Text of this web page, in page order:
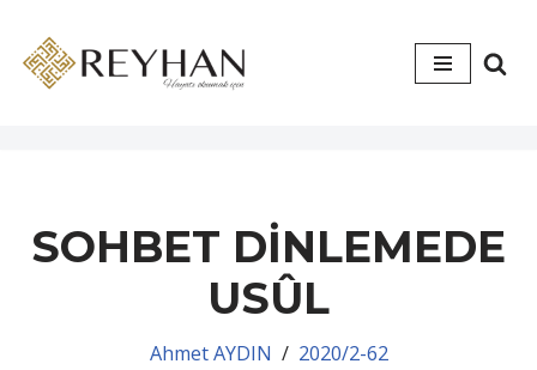
İçeriğe
SOHBET DİNLEMEDE
USÛL
Ahmet AYDIN 2020/2-62